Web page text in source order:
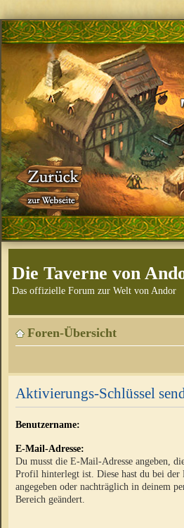
Die Taverne von
Das offizielle Forum zur Welt von Andor
Foren-Übersicht
Aktivierungs-Schlüssel
Benutzername:
E-Mail-Adresse:
Du musst die E-Mail-Adresse angeben,
Profil hinterlegt ist. Diese hast du bei der
angegeben oder nachträglich in deinem
Bereich geändert.